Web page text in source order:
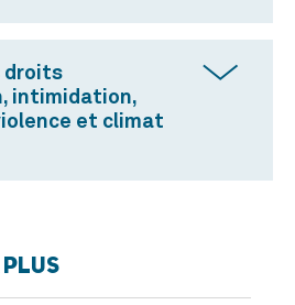
droits
intimidation,
et climat
PLUS